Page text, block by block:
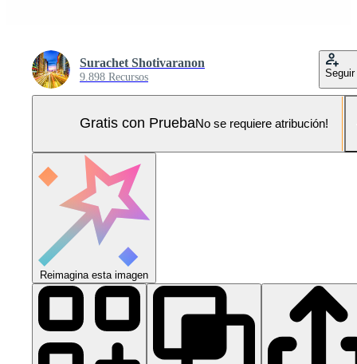
Surachet Shotivaranon
9.898 Recursos Seguir
Gratis con PruebaNo se requiere atribución!
Reimagina esta imagen